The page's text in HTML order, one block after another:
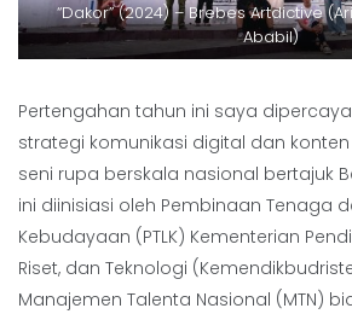
“Dakor” (2024) – Brebes Artdictive
Ababil)
Pertengahan tahun ini saya
strategi komunikasi digital dan
seni rupa berskala nasional bertajuk
ini diinisiasi oleh Pembinaan Tenaga
Kebudayaan (PTLK) Kementerian
Riset, dan Teknologi
Manajemen Talenta Nasional (MTN)